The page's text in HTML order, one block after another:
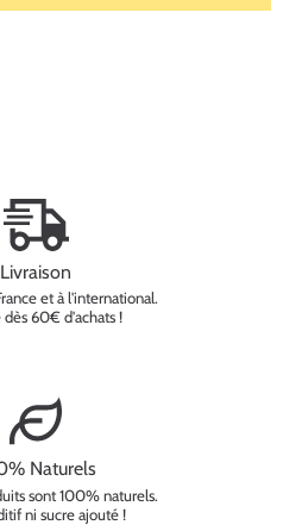
Livraison
et à l'international.
dès 60€ d'achats !
Naturels
sont 100% naturels.
ni sucre ajouté !